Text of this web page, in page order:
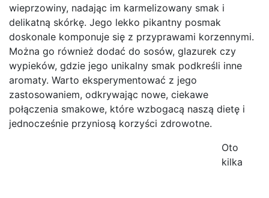
wieprzowiny, nadając im karmelizowany smak i
delikatną skórkę. Jego lekko pikantny posmak
doskonale komponuje się z przyprawami korzennymi.
Można go również dodać do sosów, glazurek czy
wypieków, gdzie jego unikalny smak podkreśli inne
aromaty. Warto eksperymentować z jego
zastosowaniem, odkrywając nowe, ciekawe
połączenia smakowe, które wzbogacą naszą dietę i
jednocześnie przyniosą korzyści zdrowotne.
Oto
kilka